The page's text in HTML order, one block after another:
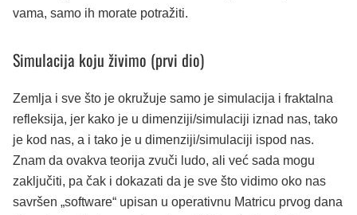
vama, samo ih morate potražiti.
Simulacija koju živimo (prvi dio)
Zemlja i sve što je okružuje samo je simulacija i fraktalna
refleksija, jer kako je u dimenziji/simulaciji iznad nas, tako
je kod nas, a i tako je u dimenziji/simulaciji ispod nas.
Znam da ovakva teorija zvuči ludo, ali već sada mogu
zaključiti, pa čak i dokazati da je sve što vidimo oko nas
savršen „software“ upisan u operativnu Matricu prvog dana